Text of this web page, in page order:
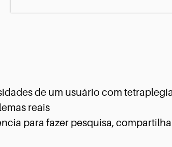
de um usuário com
reais
para fazer pesquisa,